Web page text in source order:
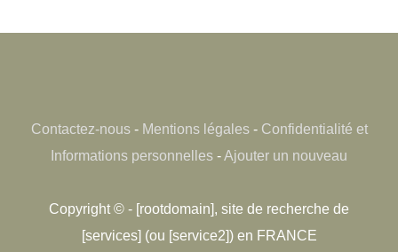
Contactez-nous- Mentions légales- Confidentialité et
Informations personnelles -Ajouter un nouveau
Copyright © - [rootdomain], site de recherche de
[services] (ou [service2]) en FRANCE